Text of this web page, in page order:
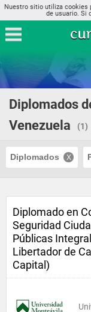
Nuestro sitio utiliza cookies
de usuario. Si
Diplomados
Venezuela
(1)
Diplomados
Diplomado en
Seguridad
Públicas
Libertador de
Capital)